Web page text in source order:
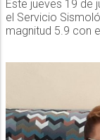
Este jueves 19 de
el Servicio
magnitud 5.9 con